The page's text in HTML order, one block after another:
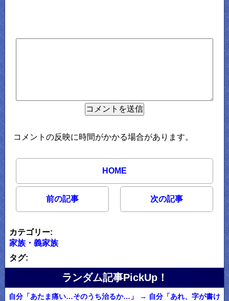
コメントの反映に時間がかかる場合があります。
HOME
前の記事 次の記事
カテゴリー:
家族・義家族
タグ:
ランダム記事PickUp！
自分「あたま痛い…そのうち治るか…」 → 自分「あれ、字が書け